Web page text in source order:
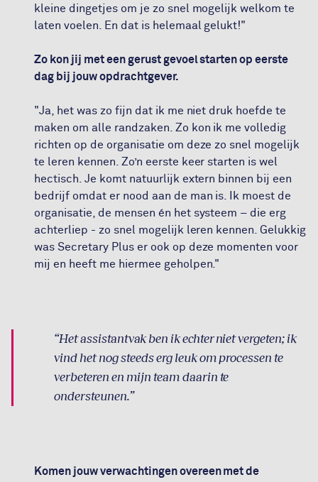
kleine dingetjes om je zo snel mogelijk welkom te
laten voelen. En dat is helemaal gelukt!"
Zo kon jij met een gerust gevoel starten op eerste
dag bij jouw opdrachtgever.
"Ja, het was zo fijn dat ik me niet druk hoefde te
maken om alle randzaken. Zo kon ik me volledig
richten op de organisatie om deze zo snel mogelijk
te leren kennen. Zo’n eerste keer starten is wel
hectisch. Je komt natuurlijk extern binnen bij een
bedrijf omdat er nood aan de man is. Ik moest de
organisatie, de mensen én het systeem – die erg
achterliep - zo snel mogelijk leren kennen. Gelukkig
was Secretary Plus er ook op deze momenten voor
mij en heeft me hiermee geholpen."
Het assistantvak ben ik echter niet vergeten; ik
vind het nog steeds erg leuk om processen te
verbeteren en mijn team daarin te
ondersteunen.
Komen jouw verwachtingen overeen met de